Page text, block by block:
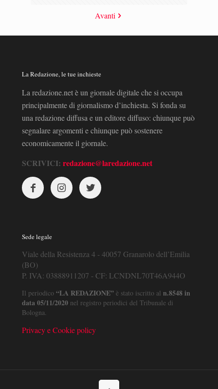
Avanti
La Redazione, le tue inchieste
La redazione.net è un giornale digitale che si occupa
principalmente di giornalismo d’inchiesta. Si fonda su
una redazione diffusa e un editore diffuso: chiunque può
segnalare argomenti e chiunque può sostenere
economicamente il giornale.
SCRIVICI: redazione@laredazione.net
Sede legale
Viale della Resistenza 4 - 40057 Granarolo dell’Emilia
(BO)
P. IVA: 03888911207 - CF: LCNDNL70T46A944O
Il periodico “LA REDAZIONE” è stato iscritto al n.8548 in
data 05/11/2020 nel registro periodici del Tribunale di
Bologna.
Privacy e Cookie policy